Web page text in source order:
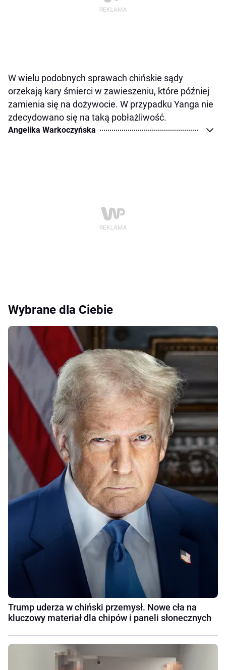
W wielu podobnych sprawach chińskie sądy
orzekają kary śmierci w zawieszeniu, które później
zamienia się na dożywocie. W przypadku Yanga nie
zdecydowano się na taką pobłażliwość.
Angelika Warkoczyńska
Wybrane dla Ciebie
Trump uderza w chiński przemysł. Nowe cła na
kluczowy materiał dla chipów i paneli słonecznych